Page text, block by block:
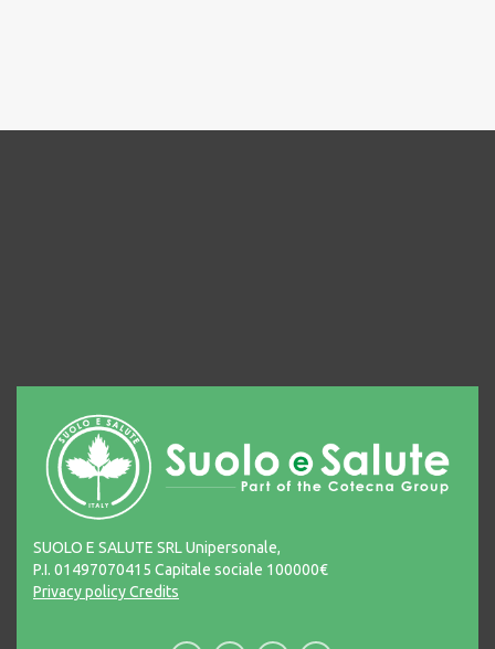
SUOLO E SALUTE SRL Unipersonale,
P.I. 01497070415 Capitale sociale 100000€
Privacy policyCredits